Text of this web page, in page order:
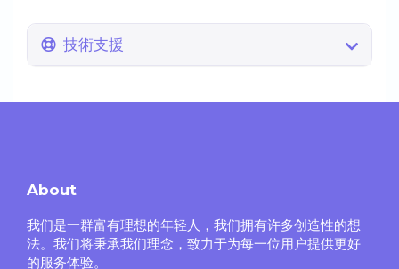
技術支援
About
我们是一群富有理想的年轻人，我们拥有许多创造性的想
法。我们将秉承我们理念，致力于为每一位用户提供更好
的服务体验。